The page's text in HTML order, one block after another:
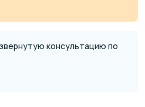
консультацию по